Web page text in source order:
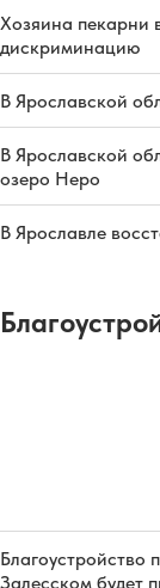
Хозяина пекарни
дискриминацию
В Ярославской
В Ярославской
озеро Неро
В Ярославле
Благоустройство
Залесском будет